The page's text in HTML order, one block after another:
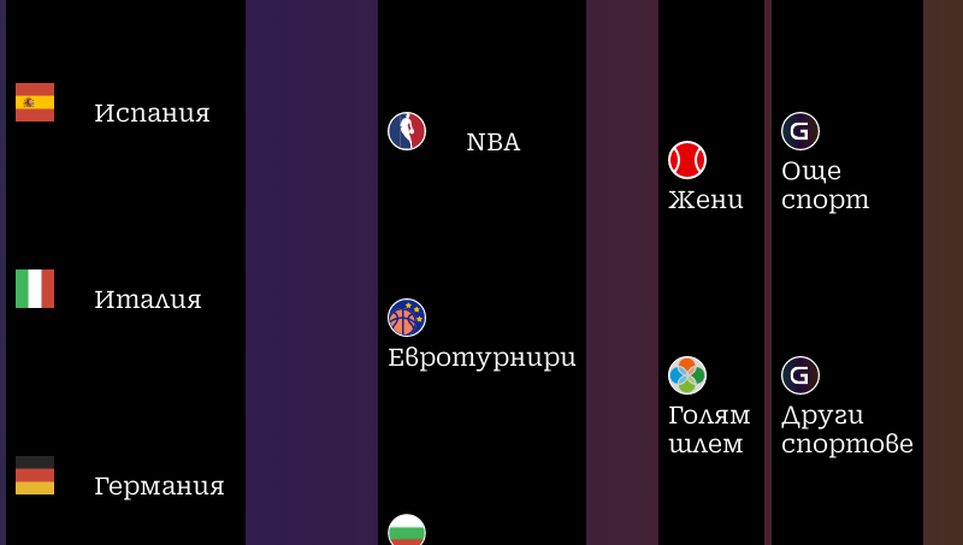
Испания
Италия
Германия
NBA
Евротурнири
Жени
Голям
шлем
Още
спорт
Други
спортове